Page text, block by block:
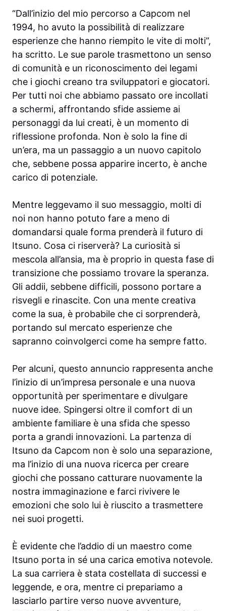
“Dall’inizio del mio percorso a Capcom nel
1994, ho avuto la possibilità di realizzare
esperienze che hanno riempito le vite di molti”,
ha scritto. Le sue parole trasmettono un senso
di comunità e un riconoscimento dei legami
che i giochi creano tra sviluppatori e giocatori.
Per tutti noi che abbiamo passato ore incollati
a schermi, affrontando sfide assieme ai
personaggi da lui creati, è un momento di
riflessione profonda. Non è solo la fine di
un’era, ma un passaggio a un nuovo capitolo
che, sebbene possa apparire incerto, è anche
carico di potenziale.
Mentre leggevamo il suo messaggio, molti di
noi non hanno potuto fare a meno di
domandarsi quale forma prenderà il futuro di
Itsuno. Cosa ci riserverà? La curiosità si
mescola all’ansia, ma è proprio in questa fase di
transizione che possiamo trovare la speranza.
Gli addii, sebbene difficili, possono portare a
risvegli e rinascite. Con una mente creativa
come la sua, è probabile che ci sorprenderà,
portando sul mercato esperienze che
sapranno coinvolgerci come ha sempre fatto.
Per alcuni, questo annuncio rappresenta anche
l’inizio di un’impresa personale e una nuova
opportunità per sperimentare e divulgare
nuove idee. Spingersi oltre il comfort di un
ambiente familiare è una sfida che spesso
porta a grandi innovazioni. La partenza di
Itsuno da Capcom non è solo una separazione,
ma l’inizio di una nuova ricerca per creare
giochi che possano catturare nuovamente la
nostra immaginazione e farci rivivere le
emozioni che solo lui è riuscito a trasmettere
nei suoi progetti.
È evidente che l’addio di un maestro come
Itsuno porta in sé una carica emotiva notevole.
La sua carriera è stata costellata di successi e
leggende, e ora, mentre ci prepariamo a
lasciarlo partire verso nuove avventure,